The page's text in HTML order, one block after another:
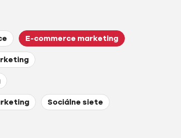
E-commerce marketing
Sociálne siete